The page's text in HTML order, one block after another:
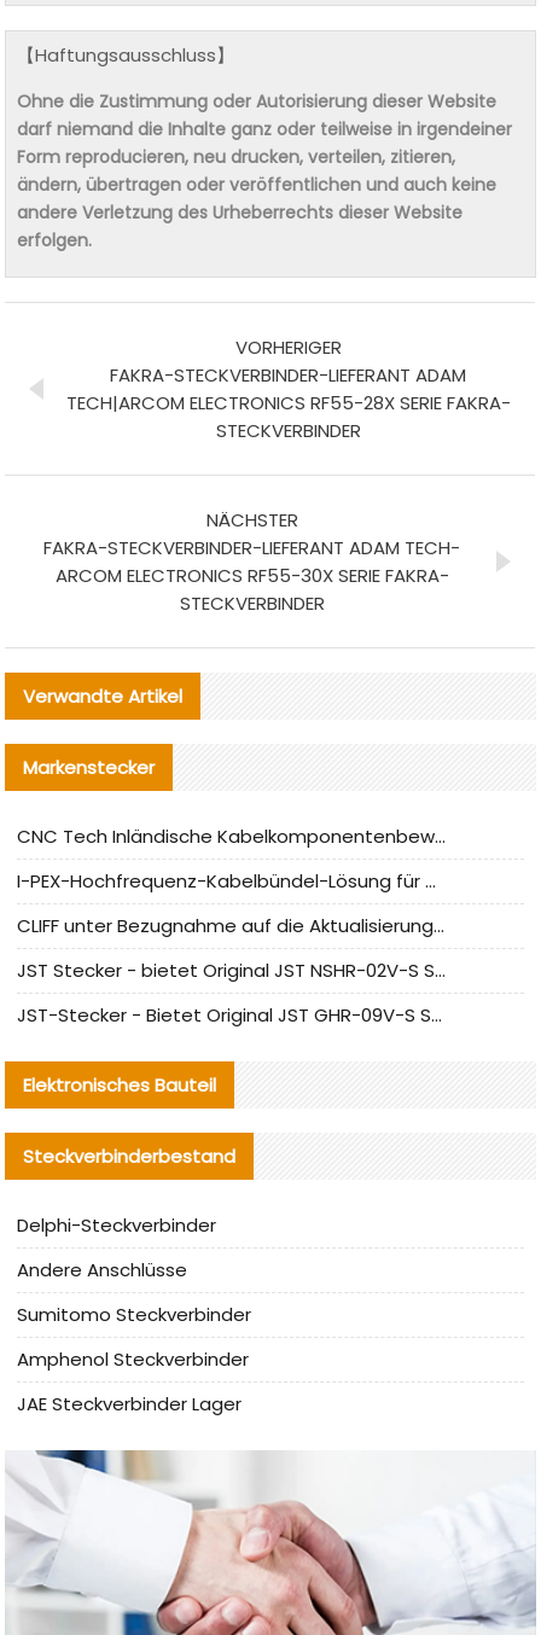
【Haftungsausschluss】
Ohne die Zustimmung oder Autorisierung dieser Website
darf niemand die Inhalte ganz oder teilweise in irgendeiner
Form reproducieren, neu drucken, verteilen, zitieren,
ändern, übertragen oder veröffentlichen und auch keine
andere Verletzung des Urheberrechts dieser Website
erfolgen.
VORHERIGER
FAKRA-STECKVERBINDER-LIEFERANT ADAM
TECH|ARCOM ELECTRONICS RF55-28X SERIE FAKRA-
STECKVERBINDER
NÄCHSTER
FAKRA-STECKVERBINDER-LIEFERANT ADAM TECH-
ARCOM ELECTRONICS RF55-30X SERIE FAKRA-
STECKVERBINDER
Verwandte Artikel
Markenstecker
CNC Tech Inländische Kabelkomponentenbewertung und Massenproduktionsanpassungsanleitung
I-PEX-Hochfrequenz-Kabelbündel-Lösung für die heimische Produktion analysiert
CLIFF unter Bezugnahme auf die Aktualisierung der chinesischen Stecker-Testnormen
JST Stecker - bietet Original JST NSHR-02V-S Stecker und Ersatzteile an
JST-Stecker - Bietet Original JST GHR-09V-S Stecker und Ersatzteile an
Elektronisches Bauteil
Steckverbinderbestand
Delphi-Steckverbinder
Andere Anschlüsse
Sumitomo Steckverbinder
Amphenol Steckverbinder
JAE Steckverbinder Lager